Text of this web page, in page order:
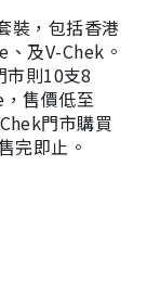
裝，包括香港
及V-Chek。
市則10支8
售價低至
門市購買
完即止。